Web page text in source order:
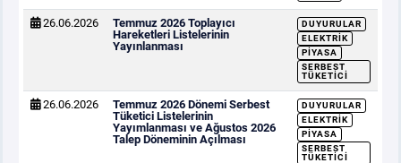
26.06.2026
Temmuz 2026 Toplayıcı
Hareketleri Listelerinin
Yayınlanması
DUYURULAR
ELEKTRIK
PIYASA
SERBEST
TÜKETICI
26.06.2026
Temmuz 2026 Dönemi Serbest
Tüketici Listelerinin
Yayımlanması ve Ağustos 2026
Talep Döneminin Açılması
DUYURULAR
ELEKTRIK
PIYASA
SERBEST
TÜKETICI